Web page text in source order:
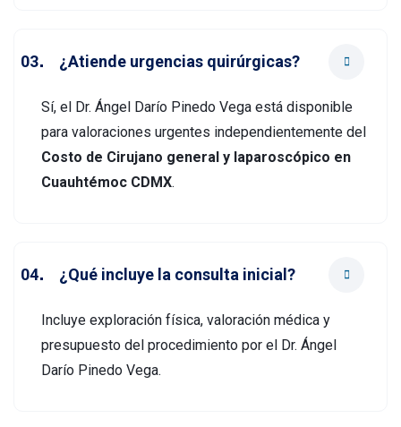
¿Atiende urgencias quirúrgicas?
Sí, el Dr. Ángel Darío Pinedo Vega está disponible
para valoraciones urgentes independientemente del
Costo de Cirujano general y laparoscópico en
Cuauhtémoc CDMX.
¿Qué incluye la consulta inicial?
Incluye exploración física, valoración médica y
presupuesto del procedimiento por el Dr. Ángel
Darío Pinedo Vega.